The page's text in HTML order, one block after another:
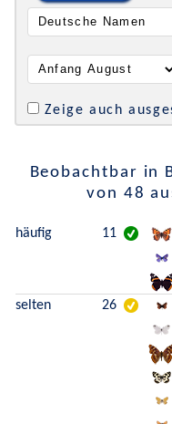
Zeige auch
Beobachtbar in
von 48
häufig 11
selten 26